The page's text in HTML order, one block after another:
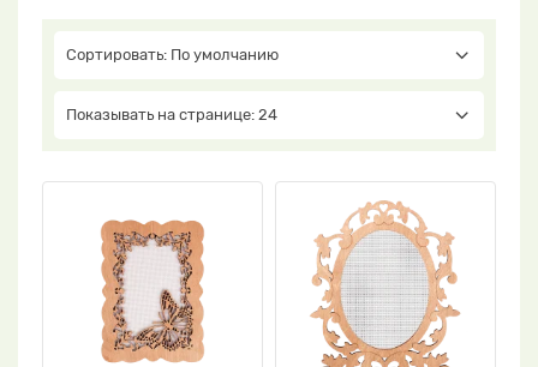
Сортировать: По умолчанию
Показывать на странице: 24